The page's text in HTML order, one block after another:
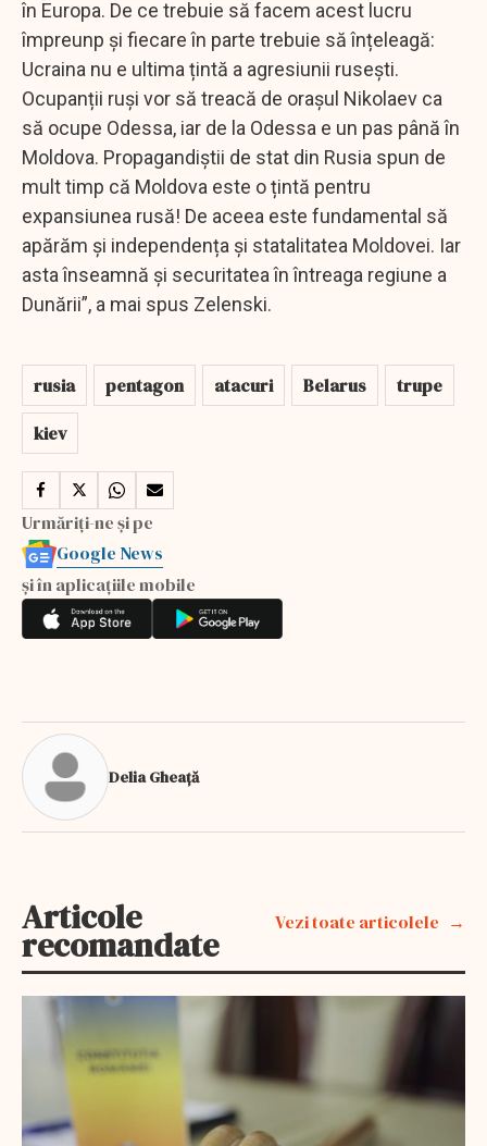
în Europa. De ce trebuie să facem acest lucru
împreunp și fiecare în parte trebuie să înțeleagă:
Ucraina nu e ultima țintă a agresiunii rusești.
Ocupanții ruși vor să treacă de orașul Nikolaev ca
să ocupe Odessa, iar de la Odessa e un pas până în
Moldova. Propagandiștii de stat din Rusia spun de
mult timp că Moldova este o țintă pentru
expansiunea rusă! De aceea este fundamental să
apărăm și independența și statalitatea Moldovei. Iar
asta înseamnă și securitatea în întreaga regiune a
Dunării”, a mai spus Zelenski.
rusia pentagon atacuri Belarus
trupe
kiev
Urmăriți-ne și pe
Google News
și în aplicațiile mobile
Delia Gheață
Articole
recomandate
Vezi toate articolele